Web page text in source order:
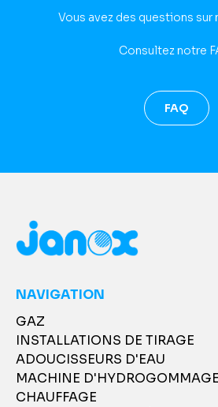
Vous avez des questions sur
Consultez notre
FAQ
NAVIGATION
GAZ
INSTALLATIONS DE TIRAGE
ADOUCISSEURS D'EAU
MACHINE D'HYDROGOMMAGE
CHAUFFAGE